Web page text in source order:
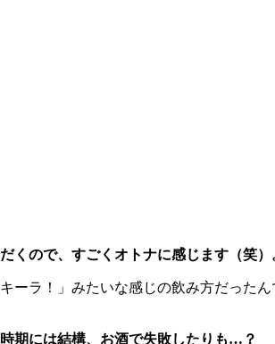
ので、すごくオトナに感じます（笑）
ラ！」みたいな感じの飲み方だった
期には結構、お酒で失敗したりも…？